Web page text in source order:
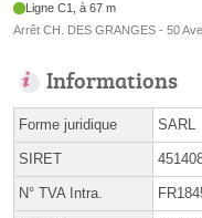
Ligne C1, à 67 m
Arrêt CH. DES GRANGES - 50
Informations
Forme juridique SARL
SIRET
N° TVA Intra.